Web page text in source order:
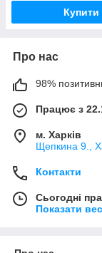
Купити
Про нас
98%
Працює з
м. Харків
Щепкина 9.,
Контакти
Сьогодні
Показати